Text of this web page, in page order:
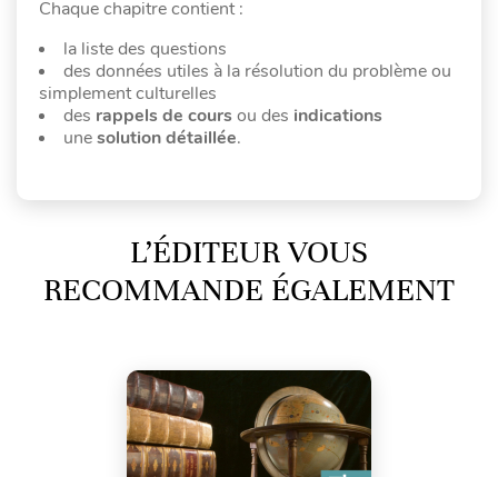
Chaque chapitre contient :
la liste des questions
des données utiles à la résolution du problème ou
simplement culturelles
des rappels de cours ou des indications
unesolutiondétaillée.
L’ÉDITEUR VOUS
RECOMMANDE ÉGALEMENT